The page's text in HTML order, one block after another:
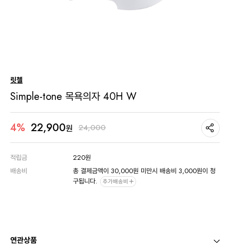
릿첼
Simple-tone 목욕의자 40H W
4% 22,900원 24,000
적립금
220원
배송비
총 결제금액이 30,000원 미만시 배송비 3,000원이 청
구됩니다.
추가배송비
연관상품